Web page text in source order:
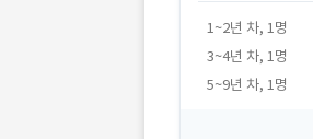
1~2년 차, 1명
3~4년 차, 1명
5~9년 차, 1명